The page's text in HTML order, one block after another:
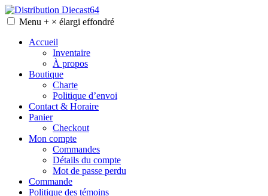
Skip
to
Distribution Diecast64
Une passion, un mode de vie.
Menu + × élargi effondré
Accueil
Inventaire
À propos
Boutique
Charte
Politique d’envoi
Contact & Horaire
Panier
Checkout
Mon compte
Commandes
Détails du compte
Mot de passe perdu
Commande
Politique des témoins